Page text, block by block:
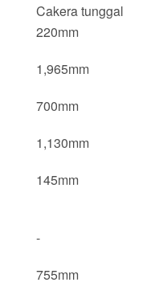
Cakera tunggal
220mm
1,965mm
700mm
1,130mm
145mm
-
755mm